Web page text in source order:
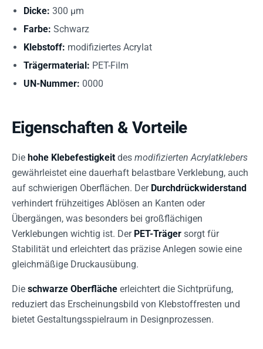
Dicke: 300 µm
Farbe: Schwarz
Klebstoff: modifiziertes Acrylat
Trägermaterial: PET-Film
UN-Nummer: 0000
Eigenschaften & Vorteile
Die hohe Klebefestigkeit des modifizierten Acrylatklebers
gewährleistet eine dauerhaft belastbare Verklebung, auch
auf schwierigen Oberflächen. Der Durchdrückwiderstand
verhindert frühzeitiges Ablösen an Kanten oder
Übergängen, was besonders bei großflächigen
Verklebungen wichtig ist. Der PET-Träger sorgt für
Stabilität und erleichtert das präzise Anlegen sowie eine
gleichmäßige Druckausübung.
Die schwarze Oberfläche erleichtert die Sichtprüfung,
reduziert das Erscheinungsbild von Klebstoffresten und
bietet Gestaltungsspielraum in Designprozessen.